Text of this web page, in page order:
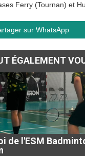
Ferry (Tournan) et
sur WhatsApp
ÉGALEMENT
de l'ESM